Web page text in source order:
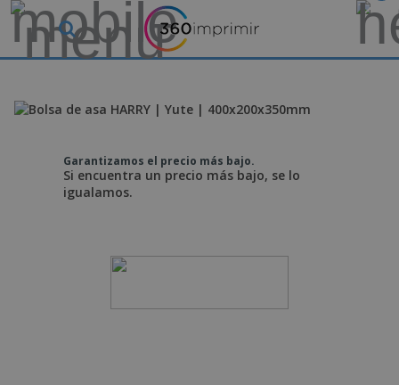
Garantizamos el precio más bajo.
Si encuentra un precio más bajo, se lo
igualamos.